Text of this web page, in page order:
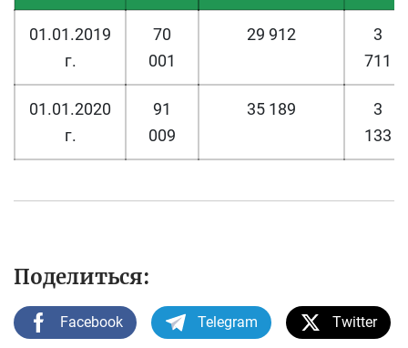
01.01.2019
г.
70
001
29 912
3
711
01.01.2020
г.
91
009
35 189
3
133
Поделиться:
Facebook Telegram Twitter